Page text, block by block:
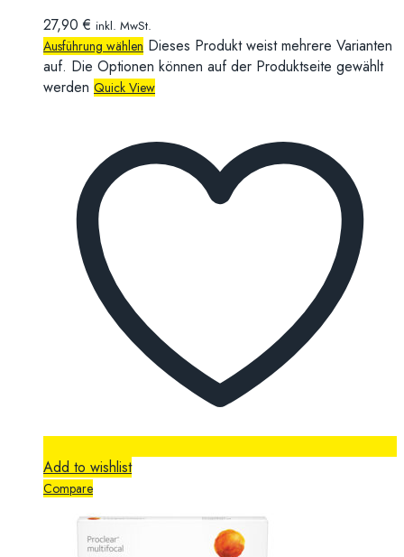
27,90€ inkl. MwSt.
Ausführung wählen Dieses Produkt weist mehrere Varianten
auf. Die Optionen können auf der Produktseite gewählt
werden Quick View
Add to wishlist
Compare